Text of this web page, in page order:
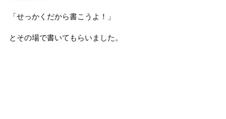
「せっかくだから書こうよ！」
とその場で書いてもらいました。